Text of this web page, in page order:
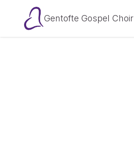
Gentofte Gospel Choir